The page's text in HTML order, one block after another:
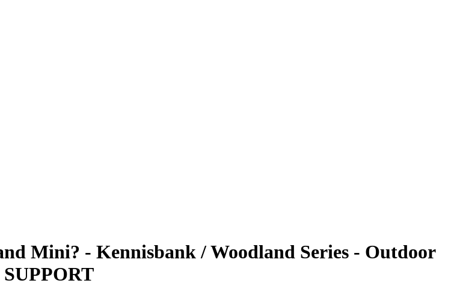
Mini? - Kennisbank / Woodland Series - Outdoor